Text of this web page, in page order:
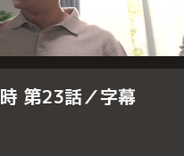
第23話／字幕